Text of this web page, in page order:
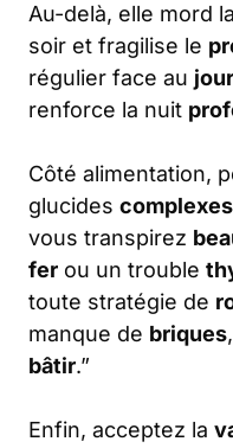
Au-delà, elle mord la
soir et fragilise le
régulier face au jour
renforce la nuit
Côté alimentation,
glucides complexes
vous transpirez
fer ou un trouble
toute stratégie de
manque de briques
bâtir.”
Enfin, acceptez la